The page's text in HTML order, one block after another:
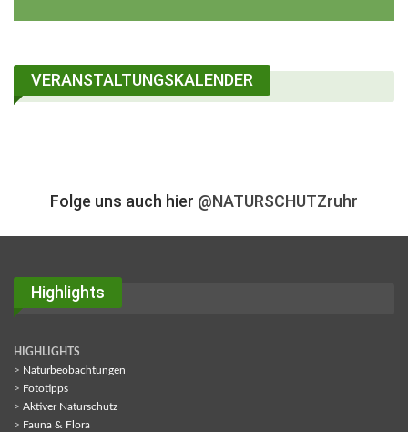
VERANSTALTUNGSKALENDER
Folge uns auch hier @NATURSCHUTZruhr
Highlights
HIGHLIGHTS
> Naturbeobachtungen
> Fototipps
> Aktiver Naturschutz
> Fauna & Flora